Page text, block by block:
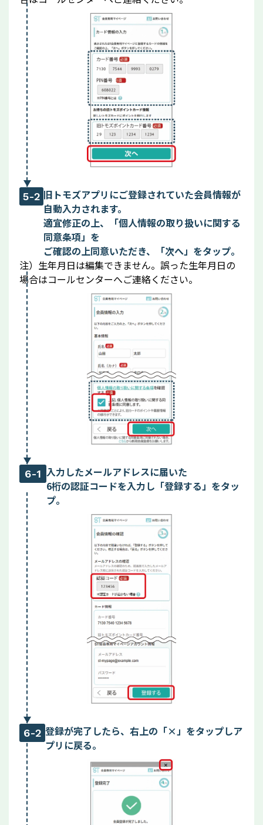
5-2 旧トモズアプリにご登録されていた会員情報が
自動入力されます。
適宜修正の上、「個人情報の取り扱いに関する
同意条項」を
ご確認の上同意いただき、「次へ」をタップ。
注）生年月日は編集できません。誤った生年月日の
場合はコールセンターへご連絡ください。
6-1 入力したメールアドレスに届いた
6桁の認証コードを入力し「登録する」をタッ
プ。
6-2 登録が完了したら、右上の「×」をタップしア
プリに戻る。